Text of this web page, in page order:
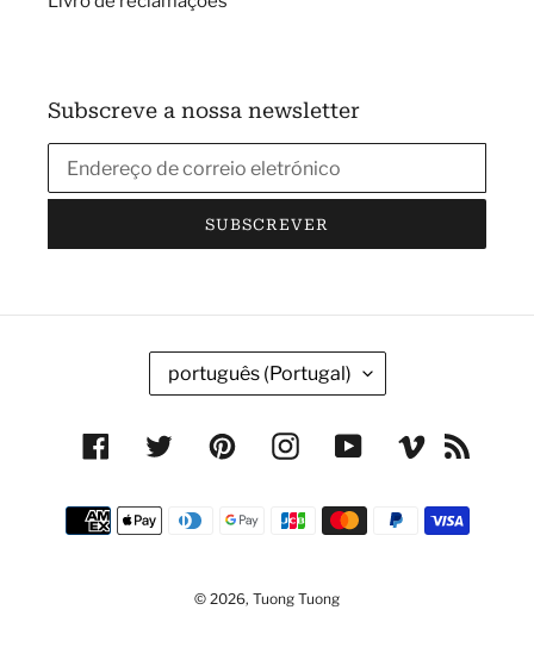
Subscreve a nossa newsletter
SUBSCREVER
D
O
A
português (Portugal)
FacebookTwitterPinterestInstagramYouTubeVimeo
Métodos
de
© 2026, Tuong Tuong